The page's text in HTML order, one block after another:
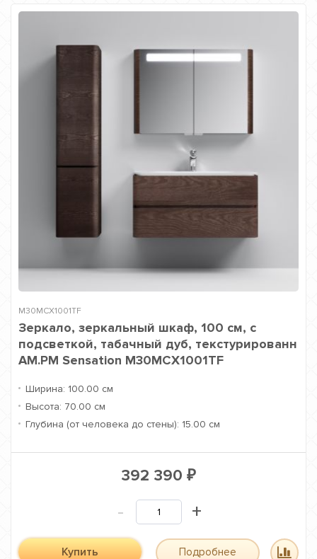
M30MCX1001TF
Зеркало, зеркальный шкаф, 100 см, с
подсветкой, табачный дуб, текстурированн
AM.PM Sensation M30MCX1001TF
Ширина: 100.00 см
Высота: 70.00 см
Глубина (от человека до стены): 15.00 см
392 390 ₽
- +
Купить Подробнее